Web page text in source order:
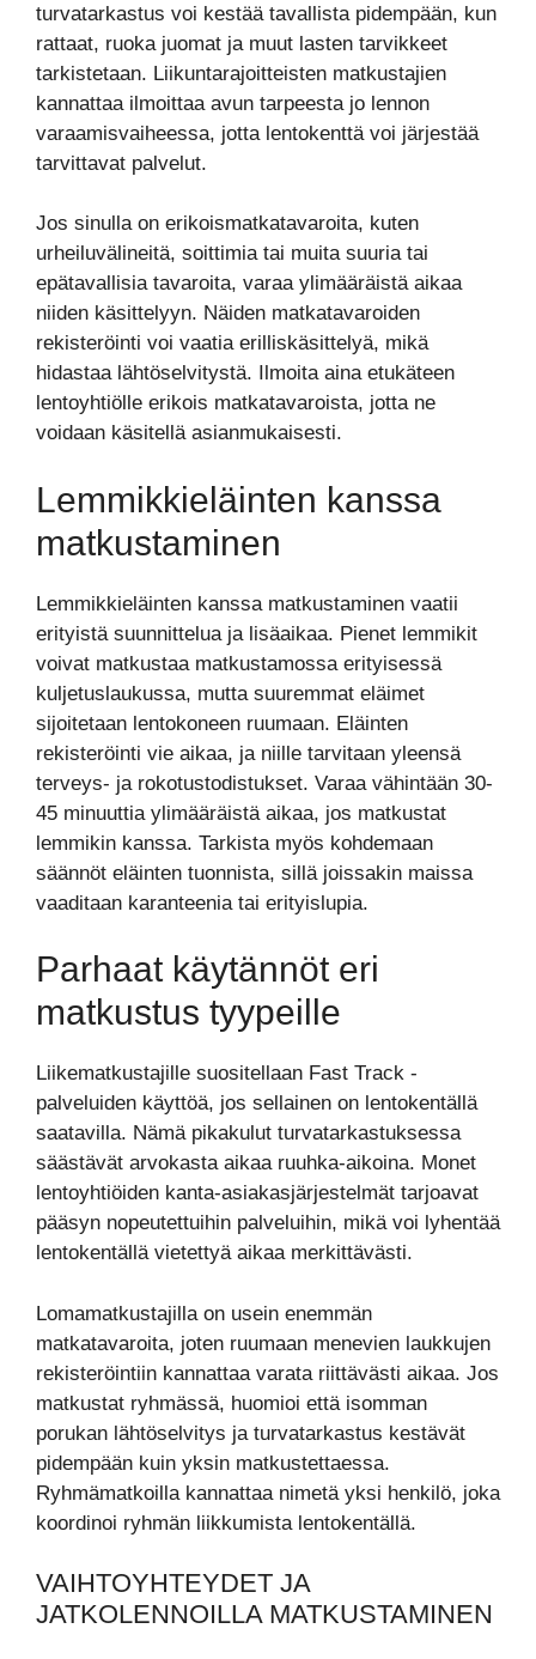
turvatarkastus voi kestää tavallista pidempään, kun
rattaat, ruoka juomat ja muut lasten tarvikkeet
tarkistetaan. Liikuntarajoitteisten matkustajien
kannattaa ilmoittaa avun tarpeesta jo lennon
varaamisvaiheessa, jotta lentokenttä voi järjestää
tarvittavat palvelut.
Jos sinulla on erikoismatkatavaroita, kuten
urheiluvälineitä, soittimia tai muita suuria tai
epätavallisia tavaroita, varaa ylimääräistä aikaa
niiden käsittelyyn. Näiden matkatavaroiden
rekisteröinti voi vaatia erilliskäsittelyä, mikä
hidastaa lähtöselvitystä. Ilmoita aina etukäteen
lentoyhtiölle erikois matkatavaroista, jotta ne
voidaan käsitellä asianmukaisesti.
Lemmikkieläinten kanssa
matkustaminen
Lemmikkieläinten kanssa matkustaminen vaatii
erityistä suunnittelua ja lisäaikaa. Pienet lemmikit
voivat matkustaa matkustamossa erityisessä
kuljetuslaukussa, mutta suuremmat eläimet
sijoitetaan lentokoneen ruumaan. Eläinten
rekisteröinti vie aikaa, ja niille tarvitaan yleensä
terveys- ja rokotustodistukset. Varaa vähintään 30-
45 minuuttia ylimääräistä aikaa, jos matkustat
lemmikin kanssa. Tarkista myös kohdemaan
säännöt eläinten tuonnista, sillä joissakin maissa
vaaditaan karanteenia tai erityislupia.
Parhaat käytännöt eri
matkustus tyypeille
Liikematkustajille suositellaan Fast Track -
palveluiden käyttöä, jos sellainen on lentokentällä
saatavilla. Nämä pikakulut turvatarkastuksessa
säästävät arvokasta aikaa ruuhka-aikoina. Monet
lentoyhtiöiden kanta-asiakasjärjestelmät tarjoavat
pääsyn nopeutettuihin palveluihin, mikä voi lyhentää
lentokentällä vietettyä aikaa merkittävästi.
Lomamatkustajilla on usein enemmän
matkatavaroita, joten ruumaan menevien laukkujen
rekisteröintiin kannattaa varata riittävästi aikaa. Jos
matkustat ryhmässä, huomioi että isomman
porukan lähtöselvitys ja turvatarkastus kestävät
pidempään kuin yksin matkustettaessa.
Ryhmämatkoilla kannattaa nimetä yksi henkilö, joka
koordinoi ryhmän liikkumista lentokentällä.
VAIHTOYHTEYDET JA
JATKOLENNOILLA MATKUSTAMINEN